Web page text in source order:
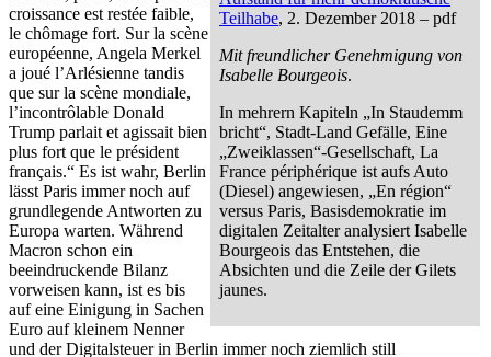
Teilhabe, 2. Dezember 2018 – pdf
Mit freundlicher Genehmigung von
Isabelle Bourgeois.
In mehrern Kapiteln „In Staudemm
bricht“, Stadt-Land Gefälle, Eine
„Zweiklassen“-Gesellschaft, La
France périphérique ist aufs Auto
(Diesel) angewiesen, „En région“
versus Paris, Basisdemokratie im
digitalen Zeitalter analysiert Isabelle
Bourgeois das Entstehen, die
Absichten und die Zeile der Gilets
jaunes.
croissance est restée faible,
le chômage fort. Sur la scène
européenne, Angela Merkel
a joué l’Arlésienne tandis
que sur la scène mondiale,
l’incontrôlable Donald
Trump parlait et agissait bien
plus fort que le président
français.“ Es ist wahr, Berlin
lässt Paris immer noch auf
grundlegende Antworten zu
Europa warten. Während
Macron schon ein
beeindruckende Bilanz
vorweisen kann, ist es bis
auf eine Einigung in Sachen
Euro auf kleinem Nenner
und der Digitalsteuer in Berlin immer noch ziemlich still